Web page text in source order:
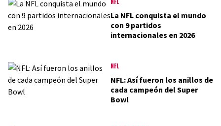
La NFL conquista el mundo
con 9 partidos
internacionales en 2026
NFL
NFL: Así fueron los anillos de
cada campeón del Super
Bowl